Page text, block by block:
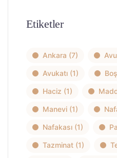
Etiketler
Ankara (7)
Avukatı (1)
Haciz (1)
Manevi (1)
Nafakası (1)
Tazminat (1)